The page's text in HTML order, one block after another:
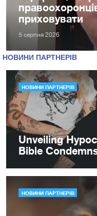
приховувати
5 серпня 2026